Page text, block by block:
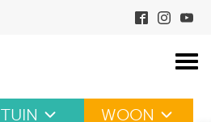
TUIN WOON